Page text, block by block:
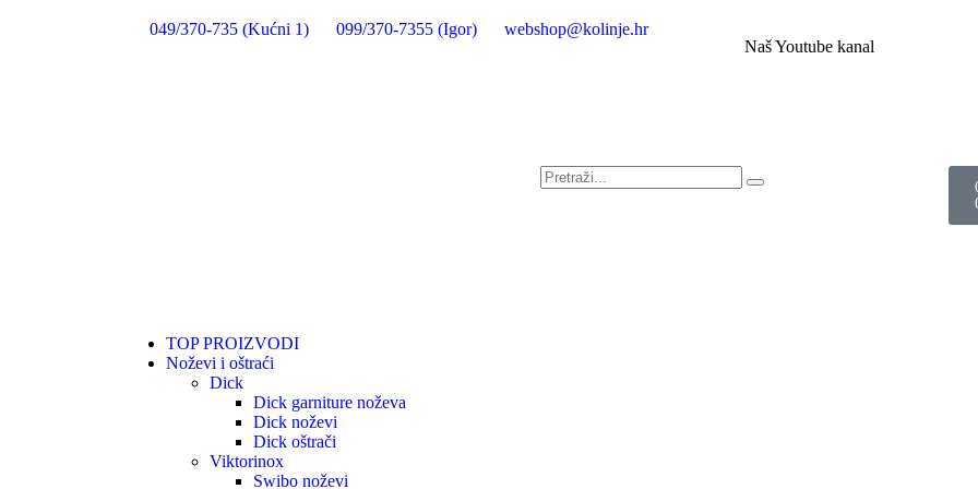
049/370-735 (Kućni 1) 099/370-7355 (Igor)
webshop@kolinje.hr
Naš Youtube kanal
TOP PROIZVODI
Noževi i oštraći
Dick
Dick garniture noževa
Dick noževi
Dick oštrači
Viktorinox
Swibo noževi